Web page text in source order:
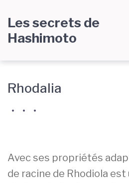
au
contenu
au
pied
Les secrets de
Hashimoto
Rhodalia
l
é
•
Céline
•
i
é
•
m
e
Avec ses propriétés
de racine de Rhodiola